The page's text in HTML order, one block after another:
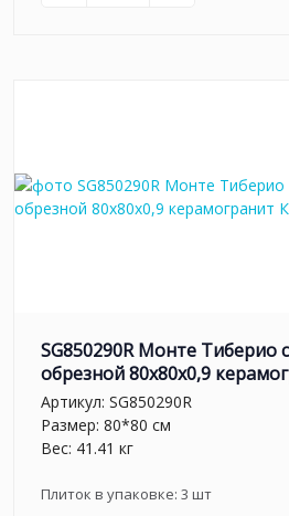
SG850290R Монте Тиберио
обрезной 80x80x0,9
Артикул: SG850290R
Размер: 80*80 см
Вес: 41.41 кг
Плиток в упаковке: 3 шт